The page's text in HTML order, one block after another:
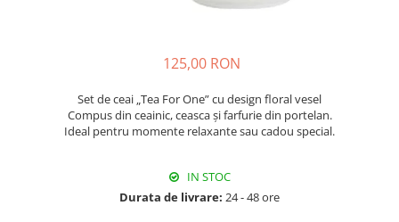
Figurine Spargatorul De Nuci
Figurine & Plusuri
125,00 RON
Set de ceai „Tea For One” cu design floral vesel
Compus din ceainic, ceasca și farfurie din portelan.
Ideal pentru momente relaxante sau cadou special.
IN STOC
Durata de livrare: 24 - 48 ore